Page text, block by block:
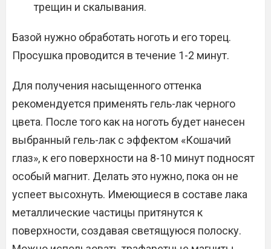
трещин и скалывания.
Базой нужно обработать ноготь и его торец.
Просушка проводится в течение 1-2 минут.
Для получения насыщенного оттенка
рекомендуется применять гель-лак черного
цвета. После того как на ноготь будет нанесен
выбранный гель-лак с эффектом «Кошачий
глаз», к его поверхности на 8-10 минут подносят
особый магнит. Делать это нужно, пока он не
успеет высохнуть. Имеющиеся в составе лака
металлические частицы притянутся к
поверхности, создавая светящуюся полоску.